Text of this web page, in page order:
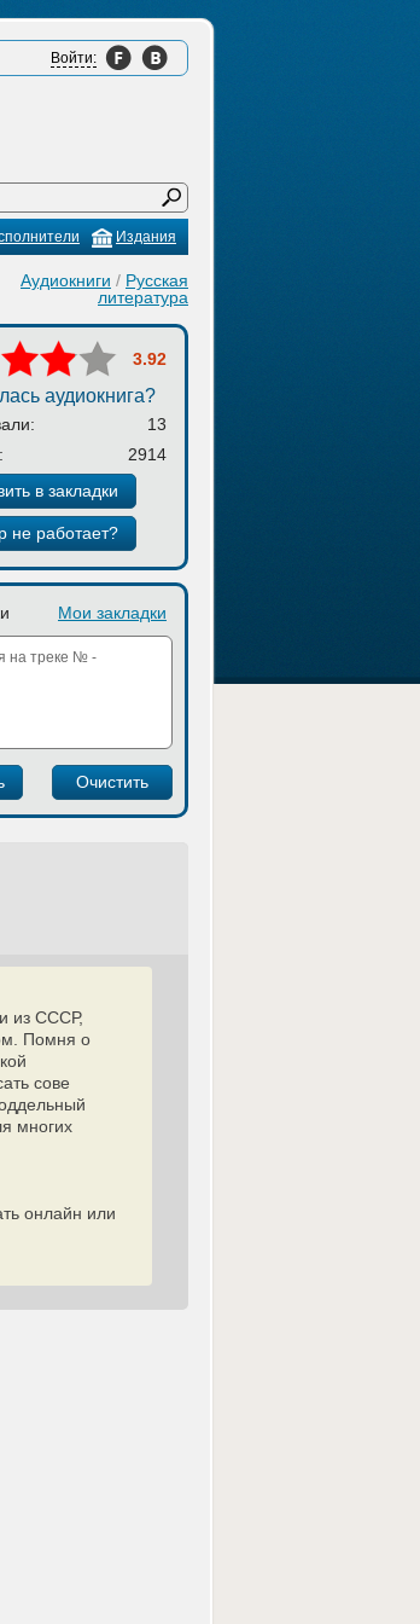
Войти:
Издания
Аудиокниги / Русская
литература
3.92
аудиокнига?
13
2914
в закладки
не работает?
Мои закладки
из СССР,
Помня о
сове
многих
онлайн или